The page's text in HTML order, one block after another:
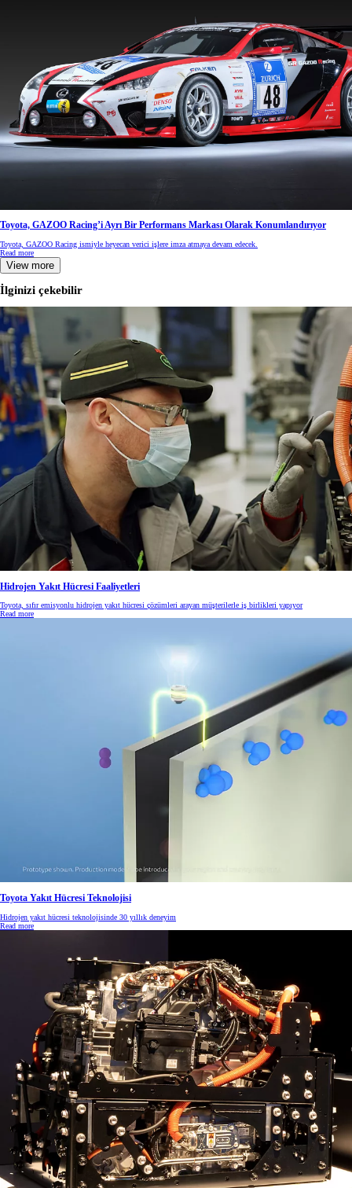
Toyota, GAZOO Racing’i Ayrı Bir Performans Markası Olarak Konumlandırıyor
Toyota, GAZOO Racing ismiyle heyecan verici işlere imza atmaya devam edecek.
Read more
View more
İlginizi çekebilir
Hidrojen Yakıt Hücresi Faaliyetleri
Toyota, sıfır emisyonlu hidrojen yakıt hücresi çözümleri arayan müşterilerle iş birlikleri yapıyor
Read more
Toyota Yakıt Hücresi Teknolojisi
Hidrojen yakıt hücresi teknolojisinde 30 yıllık deneyim
Read more